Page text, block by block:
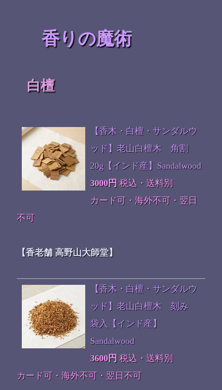
香りの魔術
白檀
【香木・白檀・サンダルウ
ッド】老山白檀木 角割
20g【インド産】Sandalwood
3000円 税込・送料別
カード可・海外不可・翌日
不可
【香老舗 高野山大師堂】
【香木・白檀・サンダルウ
ッド】老山白檀木 刻み
袋入【インド産】
Sandalwood
3600円 税込・送料別
カード可・海外不可・翌日不可